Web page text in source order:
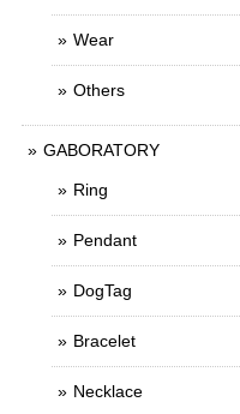
Wear
Others
GABORATORY
Ring
Pendant
DogTag
Bracelet
Necklace